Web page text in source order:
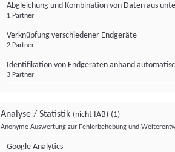
Abgleichung und Kombination von Daten aus
1 Partner
Verknüpfung verschiedener Endgeräte
2 Partner
Identifikation von Endgeräten anhand
3 Partner
Analyse / Statistik (nicht IAB) (1)
Anonyme Auswertung zur Fehlerbehebung und
Google Analytics